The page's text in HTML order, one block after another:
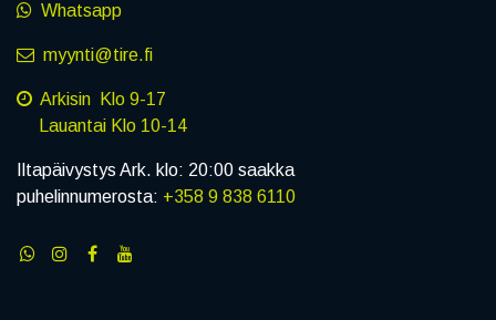
Whatsapp
myynti@tire.fi
Arkisin Klo 9-17
Lauantai Klo 10-14
Iltapäivystys Ark. klo: 20:00 saakka
puhelinnumerosta: +358 9 838 6110